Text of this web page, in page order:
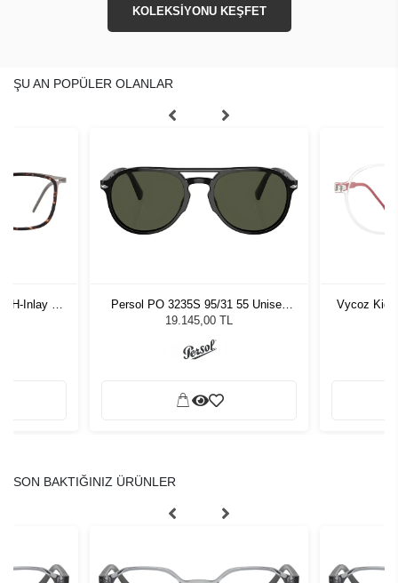
KOLEKSİYONU KEŞFET
ŞU AN POPÜLER OLANLAR
H-Inlay 53-
Persol PO 3235S 95/31 55 Unisex
Güneş Gözlüğü
19.145,00 TL
Vycoz Kids
SON BAKTIĞINIZ ÜRÜNLER